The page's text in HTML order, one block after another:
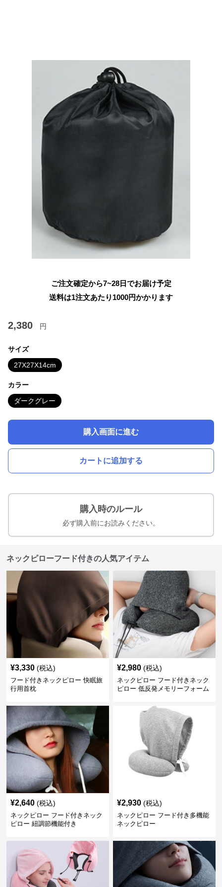
ご注文確定から7~28日でお届け予定
送料は1注文あたり 1000円かかります
2,380 円
サイズ
27X27X14cm
カラー
ダークグレー
購入画面に進む
カートに追加する
購入時のルール
必ず購入前にお読みください。
ネックピローフード付きの人気アイテム
¥3,330 (税込)
フード付きネックピロー 快眠旅
行用首枕
¥2,980 (税込)
ネックピロー フード付きネック
ピロー 低反発メモリーフォーム
¥2,640 (税込)
ネックピロー フード付きネック
ピロー 紐調節機能付き
¥2,930 (税込)
ネックピロー フード付き多機能
ネックピロー